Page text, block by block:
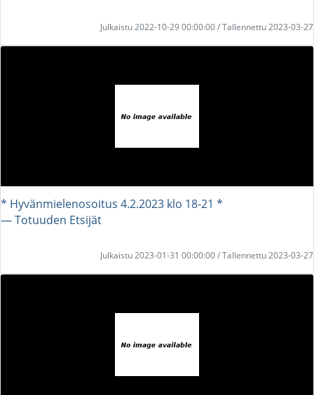
Julkaistu 2022-10-29 00:00:00 / Tallennettu 2023-03-27
* Hyvänmielenosoitus 4.2.2023 klo 18-21 *
― Totuuden Etsijät
Julkaistu 2023-01-31 00:00:00 / Tallennettu 2023-03-27